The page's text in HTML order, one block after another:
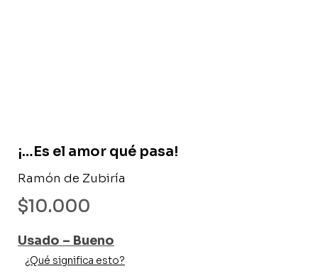
¡…Es el amor qué pasa!
Ramón de Zubiría
$10.000
Usado – Bueno
¿Qué significa esto?